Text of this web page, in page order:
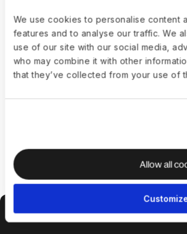
We use cookies to personalise content
features and to analyse our traffic. We
use of our site with our social media,
who may combine it with other
that they’ve collected from your use of
Allow all
„Die Nutzung von Deel statt einer
eigenen Rechtseinheit hat unsere
Monate beschleunigt. Deel ist der